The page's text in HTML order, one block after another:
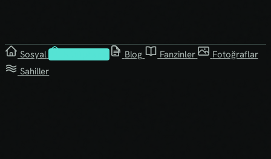
Sosyal Blog Fanzinler
Fotoğraflar
Sahiller